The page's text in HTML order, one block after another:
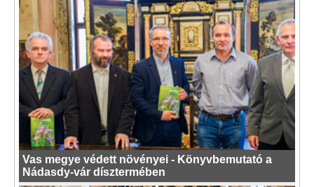
Vas megye védett növényei - Könyvbemutató a
Nádasdy-vár dísztermében